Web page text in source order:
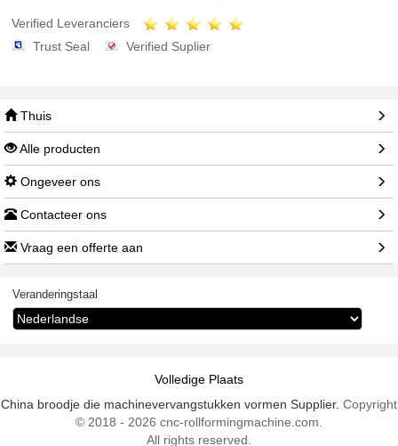
Verified Leveranciers
Trust Seal
Verified Suplier
Thuis
Alle producten
Ongeveer ons
Contacteer ons
Vraag een offerte aan
Veranderingstaal
Volledige Plaats
China broodje die machinevervangstukken vormen Supplier. Copyright
© 2018 - 2026 cnc-rollformingmachine.com.
All rights reserved.